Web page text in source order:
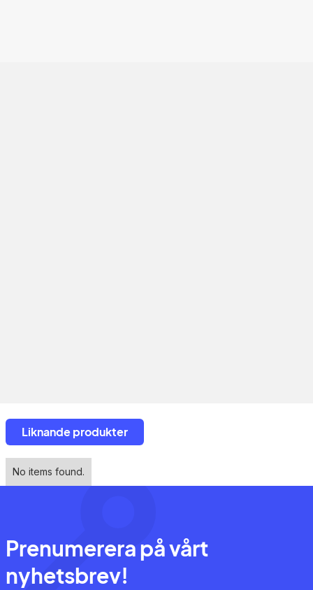
Liknande produkter
No items found.
Prenumerera på vårt
nyhetsbrev!